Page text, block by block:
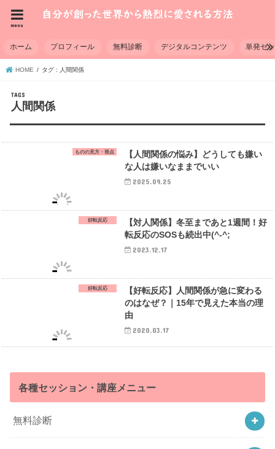
menu
ホーム プロフィール 無料診断 デジタルコンテンツ 単発セ
HOME タグ : 人間関係
人間関係
ものの見方・視点
【人間関係の悩み】どうしても嫌い
な人は嫌いなままでいい
2025.09.25
好転反応
【対人関係】冬至まであと1週間！好
転反応のSOSも続出中(^-^;
2023.12.17
好転反応
【好転反応】人間関係が急に変わる
のはなぜ？｜15年で見えた本当の理
由
2020.03.17
各種セッション・講座メニュー
無料診断